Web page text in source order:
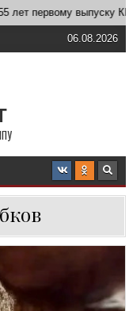
первому выпуску
06.08.2026